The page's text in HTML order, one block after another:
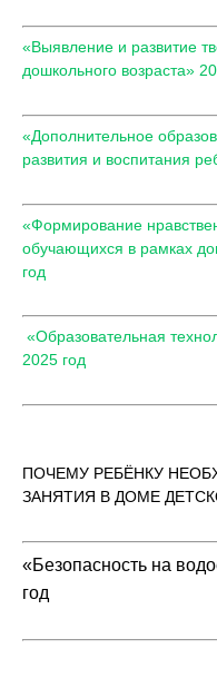
«Выявление и развитие
дошкольного возраста»
«Дополнительное
развития и воспитания
«Формирование
обучающихся в рамках
год
«Образовательная
2025 год
ПОЧЕМУ РЕБЁНКУ
ЗАНЯТИЯ В ДОМЕ
«Безопасность на
год